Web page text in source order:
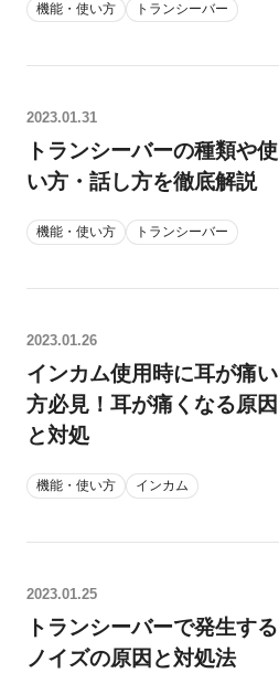
機能・使い方 トランシーバー
2023.01.31
トランシーバーの種類や使
い方・話し方を徹底解説
機能・使い方 トランシーバー
2023.01.26
インカム使用時に耳が痛い
方必見！耳が痛くなる原因
と対処
機能・使い方 インカム
2023.01.25
トランシーバーで発生する
ノイズの原因と対処法